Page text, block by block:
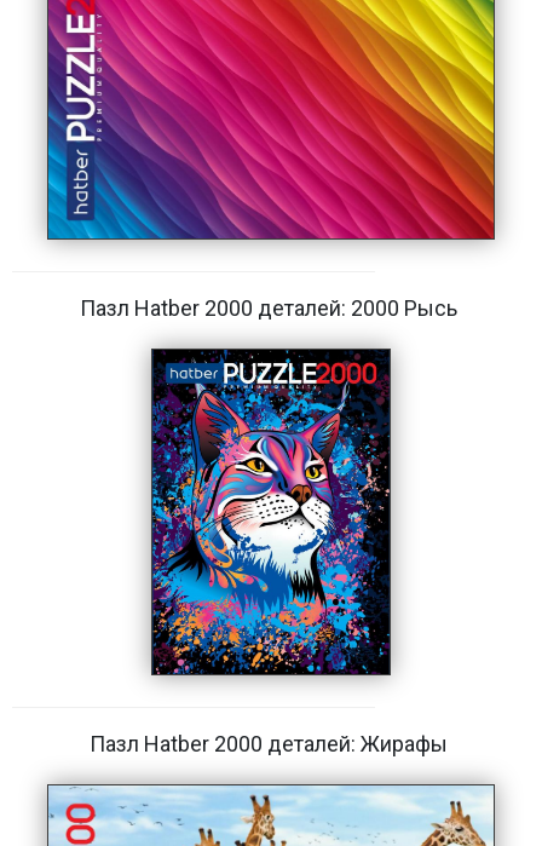
Пазл Hatber 2000 деталей: 2000 Рысь
Пазл Hatber 2000 деталей: Жирафы